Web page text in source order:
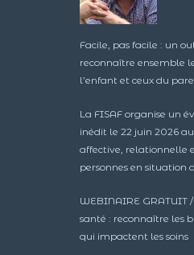
Facile, pas facile : un
reconnaître ensemble
l’enfant et ceux du
La FISAF organise un
inédit le 22 juin 2026
affective, relationnelle
personnes en situation
WEBINAIRE GRATUIT
santé : reconnaître les
qui impactent les soins